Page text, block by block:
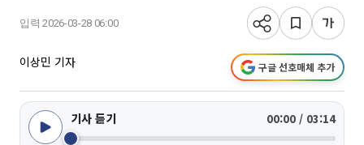
입력 2026-03-28 06:00
이상민 기자 구글 선호매체 추가
기사 듣기 00:00 / 03:14